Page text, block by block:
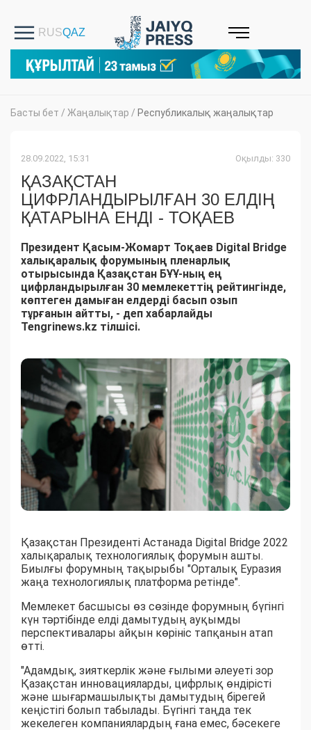
Басты бет / Жаңалықтар / Республикалық жаңалықтар
28.09.2022, 15:31 Оқылды: 330
ҚАЗАҚСТАН
ЦИФРЛАНДЫРЫЛҒАН 30 ЕЛДІҢ
ҚАТАРЫНА ЕНДІ - ТОҚАЕВ
Президент Қасым-Жомарт Тоқаев Digital Bridge
халықаралық форумының пленарлық
отырысында Қазақстан БҰҰ-ның ең
цифрландырылған 30 мемлекеттің рейтингінде,
көптеген дамыған елдерді басып озып
тұрғанын айтты, - деп хабарлайды
Tengrinews.kz тілшісі.
Қазақстан Президенті Астанада Digital Bridge 2022
халықаралық технологиялық форумын ашты.
Биылғы форумның тақырыбы "Орталық Еуразия
жаңа технологиялық платформа ретінде".
Мемлекет басшысы өз сөзінде форумның бүгінгі
күн тәртібінде елді дамытудың ауқымды
перспективалары айқын көрініс тапқанын атап
өтті.
"Адамдық, зияткерлік және ғылыми әлеуеті зор
Қазақстан инновацияларды, цифрлық өндірісті
және шығармашылықты дамытудың бірегей
кеңістігі болып табылады. Бүгінгі таңда тек
жекелеген компаниялардың ғана емес, бәсекеге